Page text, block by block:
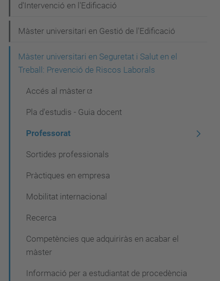
d'Intervenció en l'Edificació
Màster universitari en Gestió de l'Edificació
Màster universitari en Seguretat i Salut en el
Treball: Prevenció de Riscos Laborals
Accés al màster
Pla d'estudis - Guia docent
Professorat
Sortides professionals
Pràctiques en empresa
Mobilitat internacional
Recerca
Competències que adquiriràs en acabar el
màster
Informació per a estudiantat de procedència